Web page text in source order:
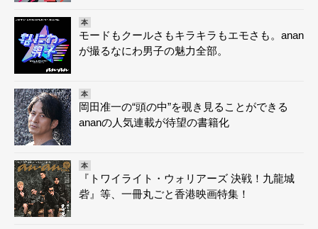
本
モードもクールさもキラキラもエモさも。anan
が撮るなにわ男子の魅力全部。
本
岡田准一の“頭の中”を覗き見ることができる
ananの人気連載が待望の書籍化
本
『トワイライト・ウォリアーズ 決戦！九龍城
砦』等、一冊丸ごと香港映画特集！